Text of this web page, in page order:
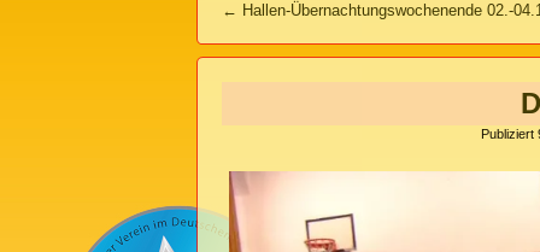
← Hallen-Übernachtungswochenende 02.-
Publiziert